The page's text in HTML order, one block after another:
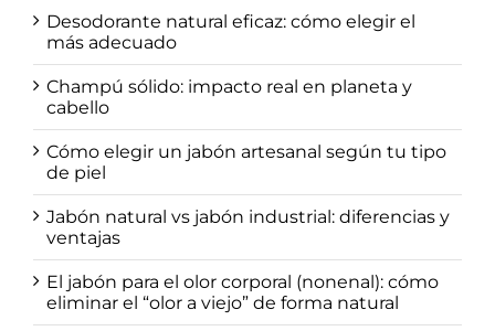
Desodorante natural eficaz: cómo elegir el
más adecuado
Champú sólido: impacto real en planeta y
cabello
Cómo elegir un jabón artesanal según tu tipo
de piel
Jabón natural vs jabón industrial: diferencias y
ventajas
El jabón para el olor corporal (nonenal): cómo
eliminar el “olor a viejo” de forma natural